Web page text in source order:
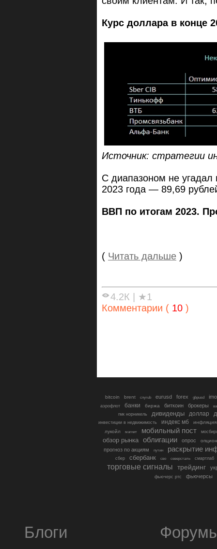
Курс доллара в конце
Источник: стратегии
С диапазоном не угадал
2023 года — 89,69
ВВП по итогам 2023.
( Читать дальше )
4.2К | ★1
Комментарии ( 10 )
bitcoin brent cnyrub eurusd forex gbpusd
аэрофлот банки биржа биткоин брокеры
гмк норникель
дивиденды доллар
инвестиции в недвижимость индекс мб
инфляция
лукойл
магнит мобильный пост
обзор рынка облигации опрос
прогноз по акциям путин раскрытие
сбер сбербанк сво северсталь смартлаб
торговые сигналы трейдинг
фьючерс ртс фьючерсы
Блоги